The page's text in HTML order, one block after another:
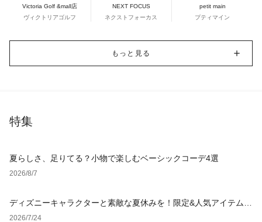
Victoria Golf &mall店
ヴィクトリアゴルフ
NEXT FOCUS
ネクストフォーカス
petit main
プティマイン
もっと見る
特集
夏らしさ、足りてる？小物で楽しむベーシックコーデ4選
2026/8/7
ディズニーキャラクターと素敵な夏休みを！限定&人気アイテム特
集
2026/7/24